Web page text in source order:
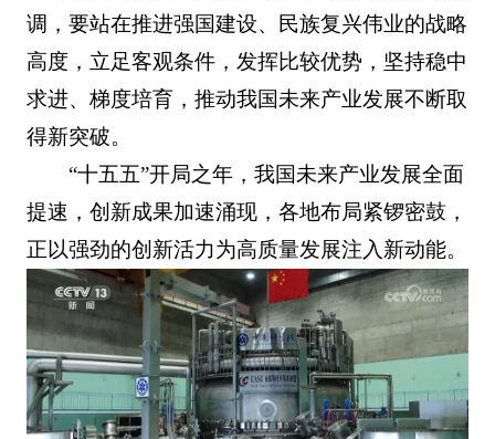
调，要站在推进强国建设、民族复兴伟业的战略
高度，立足客观条件，发挥比较优势，坚持稳中
求进、梯度培育，推动我国未来产业发展不断取
得新突破。
“十五五”开局之年，我国未来产业发展全面
提速，创新成果加速涌现，各地布局紧锣密鼓，
正以强劲的创新活力为高质量发展注入新动能。